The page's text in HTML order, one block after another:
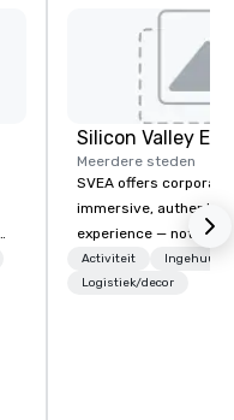
Meerdere steden
SVEA offers
immersive, authentic
experience — not a
transformation. We
facilitate custom
Activiteit
Logistiek/decor